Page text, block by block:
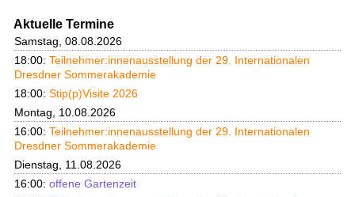
Aktuelle Termine
Samstag, 08.08.2026
18:00: Teilnehmer:innenausstellung der 29. Internationalen
Dresdner Sommerakademie
18:00: Stip(p)Visite 2026
Montag, 10.08.2026
16:00: Teilnehmer:innenausstellung der 29. Internationalen
Dresdner Sommerakademie
Dienstag, 11.08.2026
16:00: offene Gartenzeit